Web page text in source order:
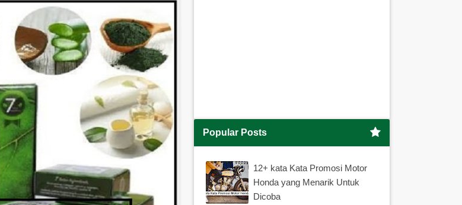
Popular Posts
12+ kata Kata Promosi Motor
Honda yang Menarik Untuk
Dicoba